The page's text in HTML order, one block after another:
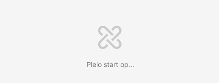
Pleio start op...